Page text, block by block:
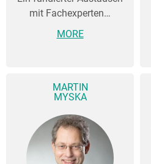
mit Fachexperten…
MORE
MARTIN
MYSKA